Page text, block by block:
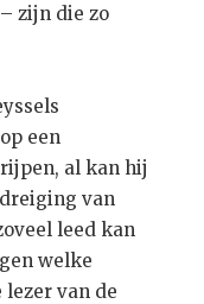
zijn die zo
een
al kan hij
van
leed kan
welke
van de